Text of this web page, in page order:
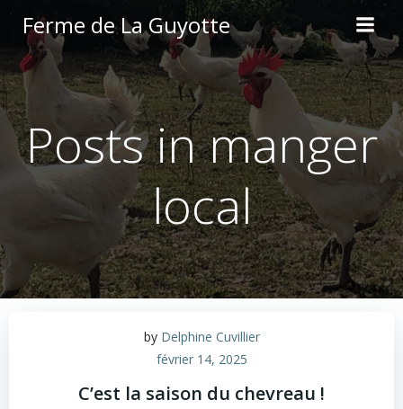
Aller
au
contenu
Ferme de La Guyotte
Posts in manger
local
by Delphine Cuvillier
février 14, 2025
C’est la saison du chevreau !